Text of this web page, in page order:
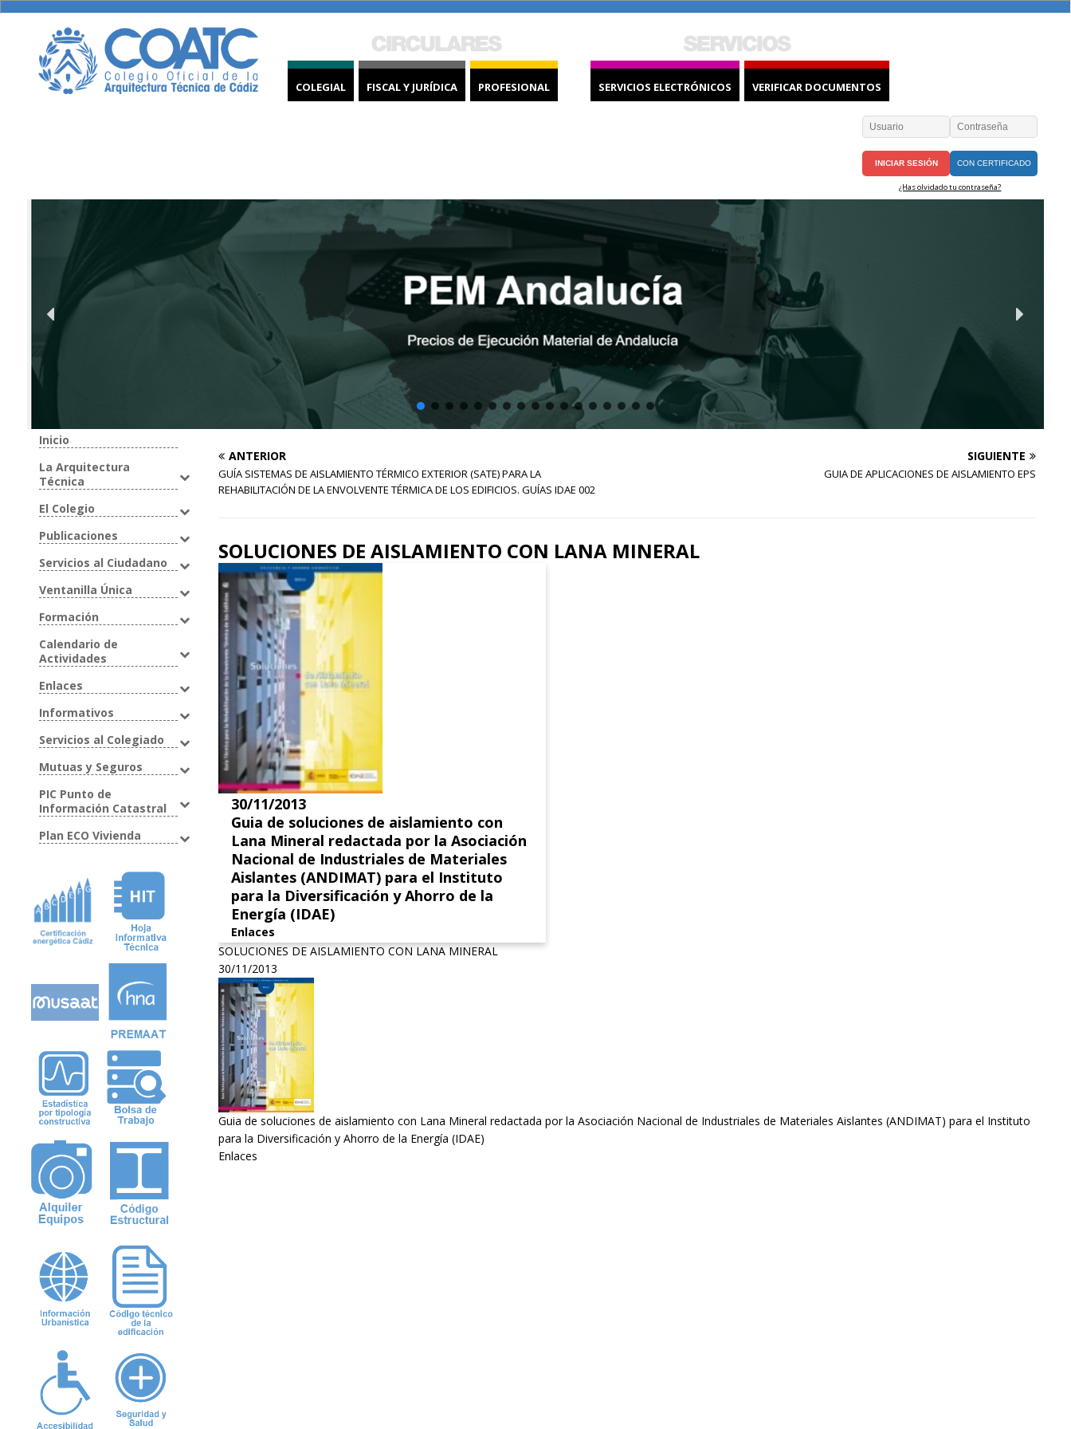
COLEGIAL FISCAL Y JURÍDICA PROFESIONAL SERVICIOS ELECTRÓNICOS VERIFICAR DOCUMENTOS
CON CERTIFICADO
¿Has olvidado tu contraseña?
Inicio
La Arquitectura
Técnica
El Colegio
Publicaciones
Servicios al Ciudadano
Ventanilla Única
Formación
Calendario de
Actividades
Enlaces
Informativos
Servicios al Colegiado
Mutuas y Seguros
PIC Punto de
Información Catastral
Plan ECO Vivienda
ANTERIOR
GUÍA SISTEMAS DE AISLAMIENTO TÉRMICO EXTERIOR (SATE) PARA LA
REHABILITACIÓN DE LA ENVOLVENTE TÉRMICA DE LOS EDIFICIOS. GUÍAS IDAE 002
SIGUIENTE
GUIA DE APLICACIONES DE AISLAMIENTO EPS
SOLUCIONES DE AISLAMIENTO CON LANA MINERAL
30/11/2013
Guia de soluciones de aislamiento con
Lana Mineral redactada por la Asociación
Nacional de Industriales de Materiales
Aislantes (ANDIMAT) para el Instituto
para la Diversificación y Ahorro de la
Energía (IDAE)
Enlaces
SOLUCIONES DE AISLAMIENTO CON LANA MINERAL
30/11/2013
Guia de soluciones de aislamiento con Lana Mineral redactada por la Asociación Nacional de Industriales de Materiales Aislantes (ANDIMAT) para el Instituto
para la Diversificación y Ahorro de la Energía (IDAE)
Enlaces